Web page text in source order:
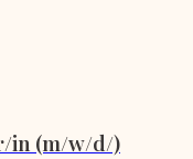
in (m/w/d/)